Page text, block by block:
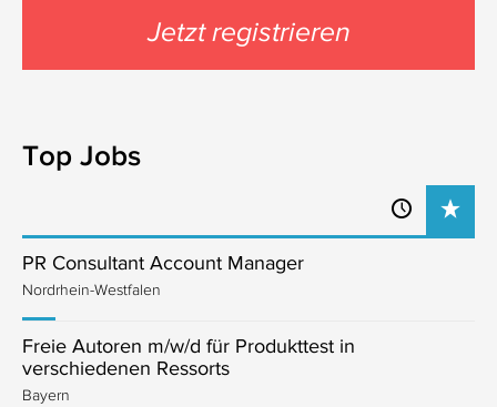
Jetzt registrieren
Top Jobs
PR Consultant Account Manager
Nordrhein-Westfalen
Freie Autoren m/w/d für Produkttest in
verschiedenen Ressorts
Bayern